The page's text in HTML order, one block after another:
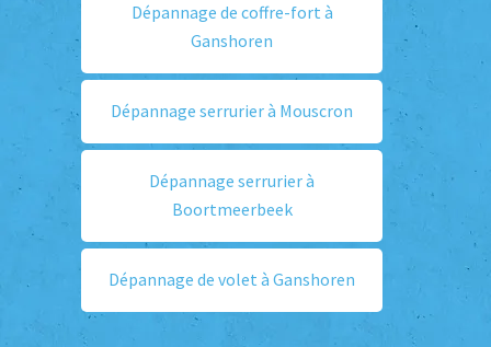
Dépannage de coffre-fort à
Ganshoren
Dépannage serrurier à Mouscron
Dépannage serrurier à
Boortmeerbeek
Dépannage de volet à Ganshoren